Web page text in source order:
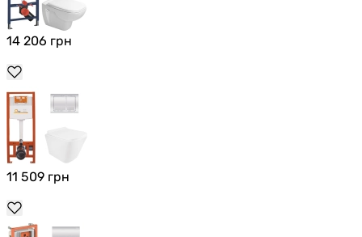
14 206 грн
11 509 грн